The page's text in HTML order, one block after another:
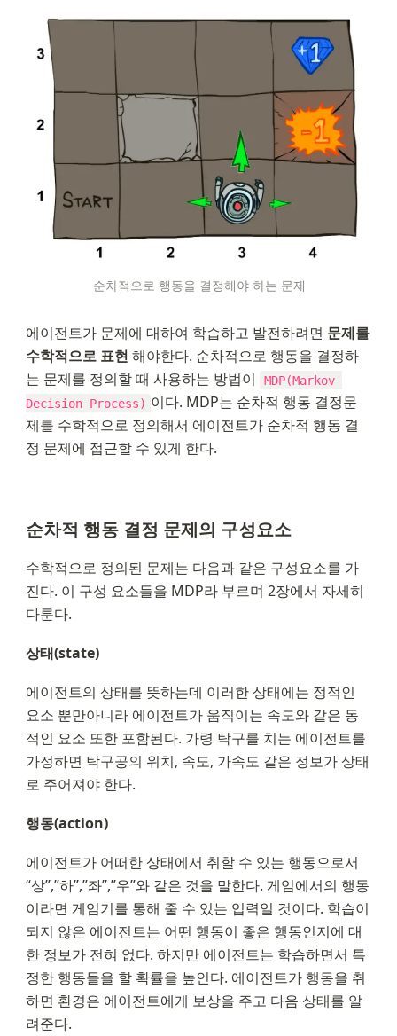
순차적으로 행동을 결정해야 하는 문제
에이전트가 문제에 대하여 학습하고 발전하려면 문제를
수학적으로 표현 해야한다. 순차적으로 행동을 결정하
는 문제를 정의할 때 사용하는 방법이
MDP(Markov
Decision Process) 이다. MDP는 순차적 행동 결정문
제를 수학적으로 정의해서 에이전트가 순차적 행동 결
정 문제에 접근할 수 있게 한다.
순차적 행동 결정 문제의 구성요소
수학적으로 정의된 문제는 다음과 같은 구성요소를 가
진다. 이 구성 요소들을 MDP라 부르며 2장에서 자세히
다룬다.
상태(state)
에이전트의 상태를 뜻하는데 이러한 상태에는 정적인
요소 뿐만아니라 에이전트가 움직이는 속도와 같은 동
적인 요소 또한 포함된다. 가령 탁구를 치는 에이전트를
가정하면 탁구공의 위치, 속도, 가속도 같은 정보가 상태
로 주어져야 한다.
행동(action)
에이전트가 어떠한 상태에서 취할 수 있는 행동으로서
“상”,”하”,”좌”,”우”와 같은 것을 말한다. 게임에서의 행동
이라면 게임기를 통해 줄 수 있는 입력일 것이다. 학습이
되지 않은 에이전트는 어떤 행동이 좋은 행동인지에 대
한 정보가 전혀 없다. 하지만 에이전트는 학습하면서 특
정한 행동들을 할 확률을 높인다. 에이전트가 행동을 취
하면 환경은 에이전트에게 보상을 주고 다음 상태를 알
려준다.